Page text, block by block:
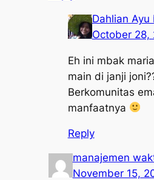
Dahlian Ayu
October 28,
Eh ini mbak
main di janji
Berkomunitas
manfaatnya
Reply
manajemen
November 15,